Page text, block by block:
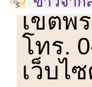
เขตพ
โทร.
เว็บไ